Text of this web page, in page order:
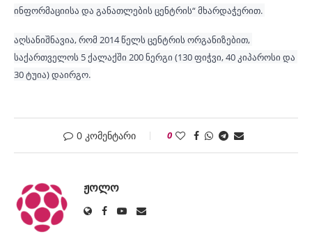
ინფორმაციისა და განათლების ცენტრის“ მხარდაჭერით.
აღსანიშნავია, რომ 2014 წელს ცენტრის ორგანიზებით,
საქართველოს 5 ქალაქში 200 ნერგი (130 ფიჭვი, 40 კიპაროსი და
30 ტუია) დაირგო.
0 კომენტარი 0
ᲟᲝᲚᲝ